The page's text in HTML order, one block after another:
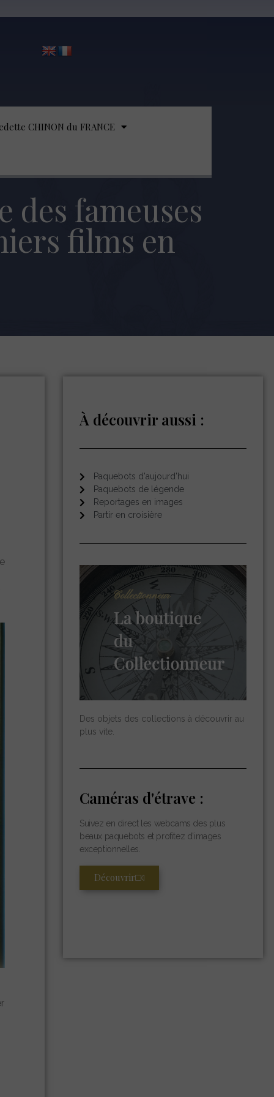
CHINON du FRANCE
des fameuses
films en
À découvrir aussi :
Paquebots d'aujourd'hui
Paquebots de légende
Reportages en images
Partir en croisière
Des objets des collections à découvrir au
plus vite.
Caméras d'étrave :
Suivez en direct les webcams des plus
beaux paquebots et profitez d’images
exceptionnelles.
Découvrir